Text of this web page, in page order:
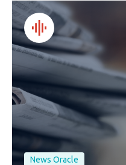
News Oracle